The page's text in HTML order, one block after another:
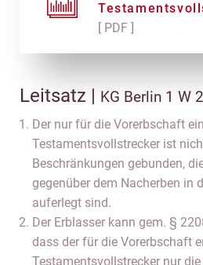
[ PDF ]
Leitsatz | KG Berlin 1 W
Der nur für die Vorerbschaft
Testamentsvollstrecker ist
Beschränkungen gebunden,
gegenüber dem Nacherben in
auferlegt sind.
Der Erblasser kann gem. §
dass der für die Vorerbschaft
Testamentsvollstrecker nur